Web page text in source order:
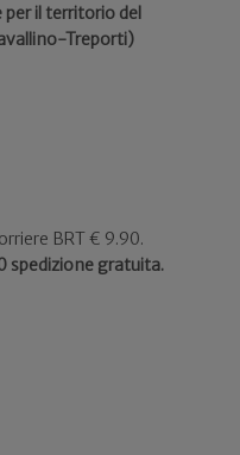
il territorio del
Treporti)
BRT € 9.90.
spedizione gratuita.